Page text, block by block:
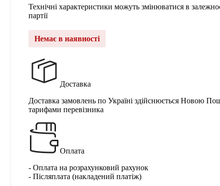
Технічні характеристики можуть змінюватися в
партії
Немає в наявності
Доставка
Доставка замовлень по Україні здійснюється Новою
тарифами перевізника
Оплата
- Оплата на розрахунковий рахунок
- Післяплата (накладений платіж)